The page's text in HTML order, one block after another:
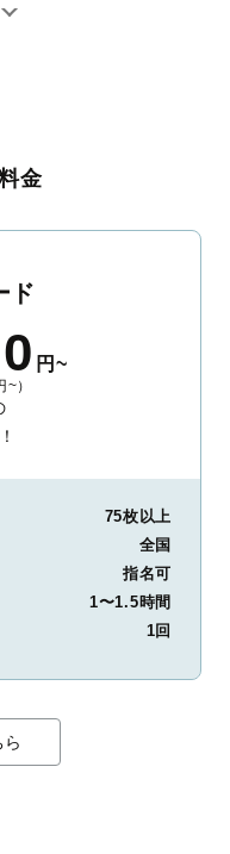
っても見返したくなるよ
47都道府県に在籍してい
い出に残る素敵な撮影体
れで洗練された仕上がり
った！」と思える一枚に
事例
金
ド
円~
）
75枚以上
全国
指名可
1〜1.5時間
1回